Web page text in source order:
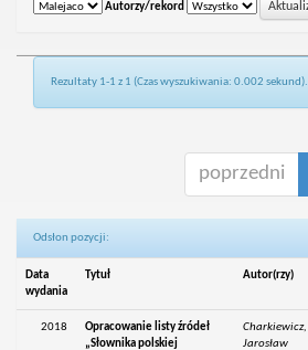
Autorzy/rekord
Rezultaty 1-1 z 1 (Czas wyszukiwania: 0.002 sekund).
poprzedni
Odsłon pozycji:
Data
wydania
Tytuł Autor(rzy)
2018
Opracowanie listy źródeł
„Słownika polskiej
Charkiewicz,
Jarosław